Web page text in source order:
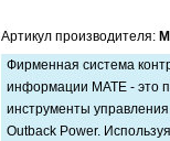
Артикул производителя:
Фирменная система
информации MATE - это
инструменты управления
Outback Power.